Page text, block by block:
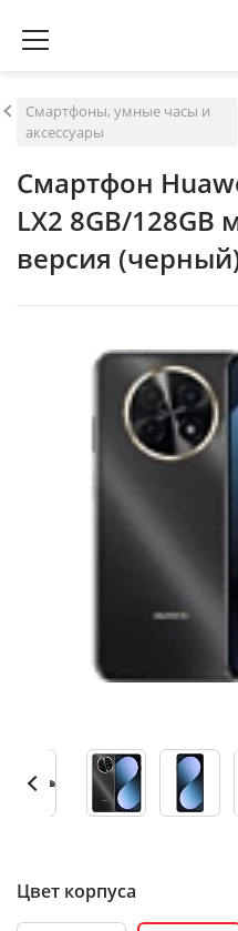
Смартфоны, умные часы и
аксессуары
Смартфон
LX2 8GB/
версия
Цвет корпуса